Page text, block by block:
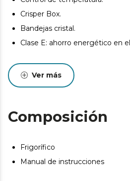
Crisper Box.
Bandejas cristal.
Clase E: ahorro energético en
Ver más
Composición
Frigorífico
Manual de instrucciones